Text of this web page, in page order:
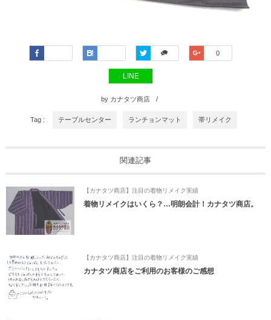
Twitter Google+
0
LINE
by カナタツ商店
Tag : テーブルセンター ランチョンマット 帯リメイク
関連記事
【カナタツ商店】注目の着物リメイク実績
着物リメイクはいくら？…明朗会計！カナタツ商店。
【カナタツ商店】注目の着物リメイク実績
カナタツ商店をご利用のお客様のご感想